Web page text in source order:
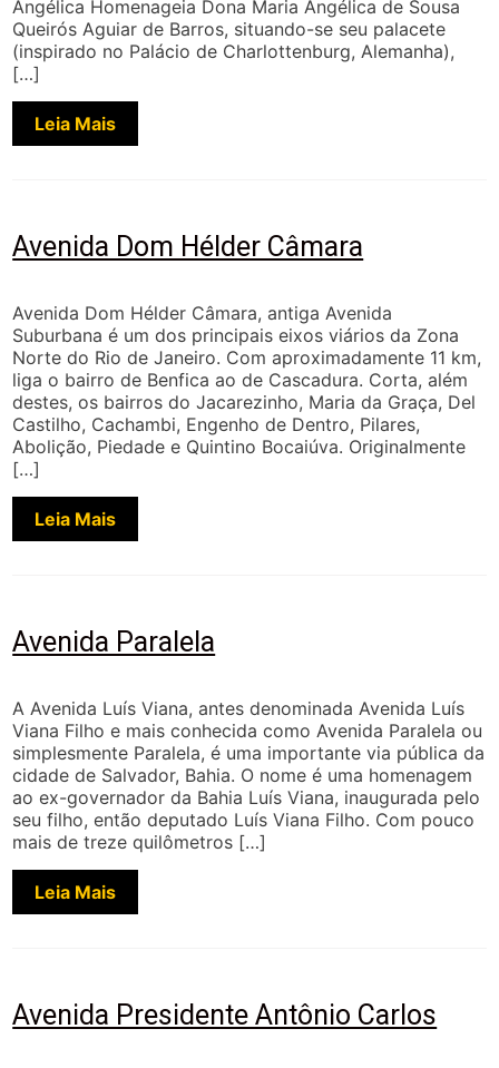
Angélica Homenageia Dona Maria Angélica de Sousa
Queirós Aguiar de Barros, situando-se seu palacete
(inspirado no Palácio de Charlottenburg, Alemanha),
[…]
Leia Mais
Avenida Dom Hélder Câmara
Avenida Dom Hélder Câmara, antiga Avenida
Suburbana é um dos principais eixos viários da Zona
Norte do Rio de Janeiro. Com aproximadamente 11 km,
liga o bairro de Benfica ao de Cascadura. Corta, além
destes, os bairros do Jacarezinho, Maria da Graça, Del
Castilho, Cachambi, Engenho de Dentro, Pilares,
Abolição, Piedade e Quintino Bocaiúva. Originalmente
[…]
Leia Mais
Avenida Paralela
A Avenida Luís Viana, antes denominada Avenida Luís
Viana Filho e mais conhecida como Avenida Paralela ou
simplesmente Paralela, é uma importante via pública da
cidade de Salvador, Bahia. O nome é uma homenagem
ao ex-governador da Bahia Luís Viana, inaugurada pelo
seu filho, então deputado Luís Viana Filho. Com pouco
mais de treze quilômetros […]
Leia Mais
Avenida Presidente Antônio Carlos